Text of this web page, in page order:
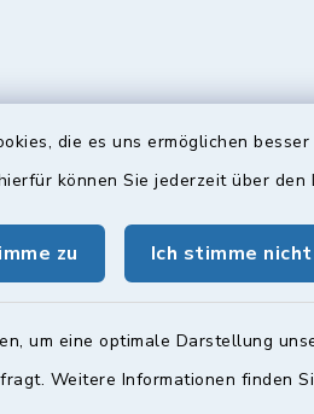
die es uns ermöglichen
können Sie jederzeit über den
zu Ich stimme nicht
um eine optimale Darstellung
Weitere Informationen finden
Sprechstunde:
Diese findet
Weitere